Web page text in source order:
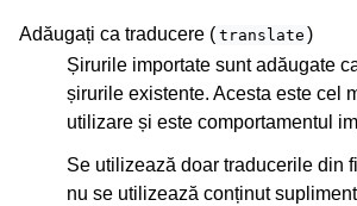
Adăugați ca traducere ( translate )
Șirurile importate sunt adăugate
șirurile existente. Acesta este cel
utilizare și este comportamentul
Se utilizează doar traducerile din
nu se utilizează conținut